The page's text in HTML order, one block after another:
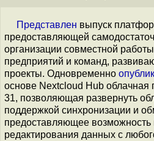
Представлен выпуск
предоставляющей
организации совместной
предприятий и команд,
проекты. Одновременно
основе Nextcloud Hub
31, позволяющая развернуть
поддержкой синхронизации и
предоставляющее возможность
редактирования данных с